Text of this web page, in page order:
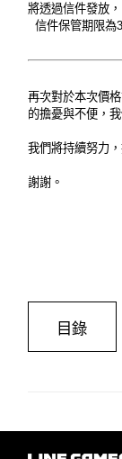
將透過信件發放，
信件保管期限為
再次對於本次價
的擔憂與不便，
我們將持續努力
謝謝。
目錄